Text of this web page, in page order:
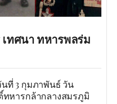
เทศนา ทหารพลร่ม
ที่ 3 กุมภาพันธ์ วัน
ทหารกล้ากลางสมรภูมิ